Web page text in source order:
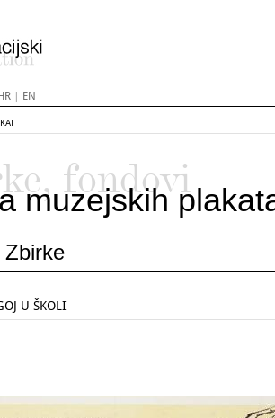
HR| EN
fondovi
muzejskih
Zbirke
U ŠKOLI